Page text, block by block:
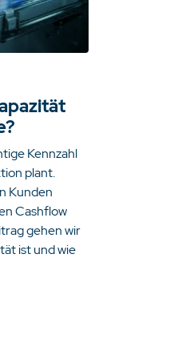
Kennzahl
plant.
Kunden
Cashflow
gehen wir
ist und wie